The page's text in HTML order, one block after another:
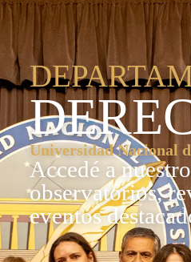
Universidad Nacional
Accedé a
observatorios,
eventos